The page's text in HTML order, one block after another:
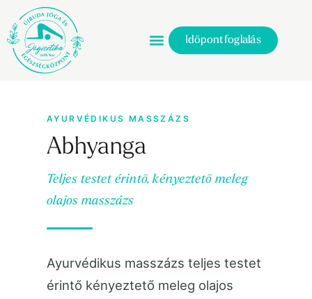
Időpontfoglalás
AYURVÉDIKUS MASSZÁZS
Abhyanga
Teljes testet érintő, kényeztető meleg
olajos masszázs
Ayurvédikus masszázs teljes testet
érintő kényeztető meleg olajos